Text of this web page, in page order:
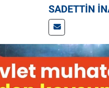
SADETTIN